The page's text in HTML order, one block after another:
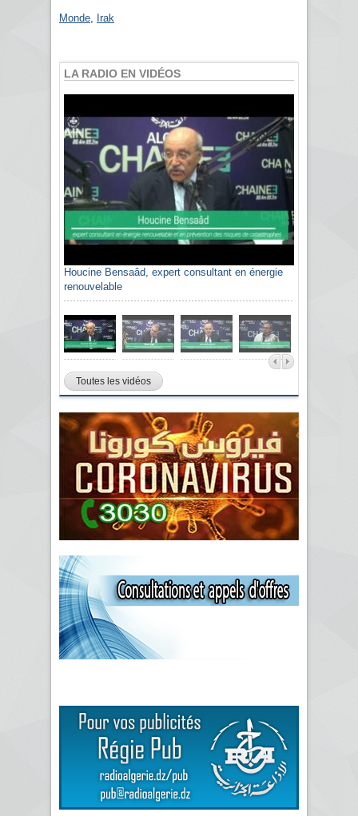
Monde Irak
LA RADIO EN VIDÉOS
Houcine Bensaâd, expert consultant en énergie
renouvelable
Toutes les vidéos